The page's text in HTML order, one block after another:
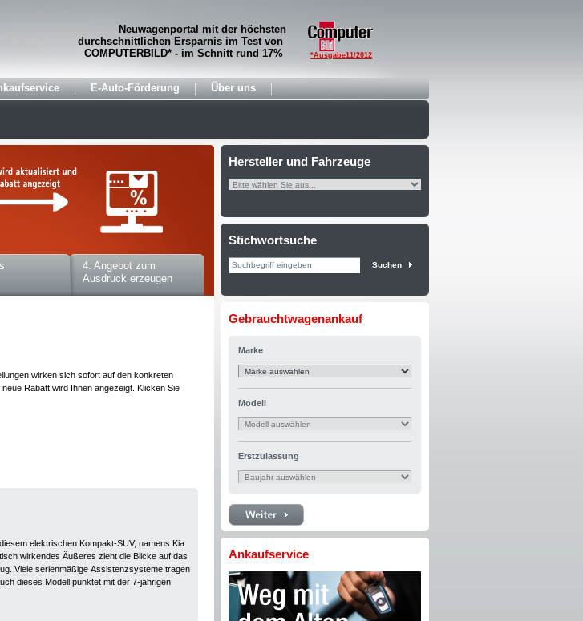
Neuwagenportal mit der höchsten
durchschnittlichen Ersparnis im Test von
COMPUTERBILD* - im Schnitt rund 17%
*Ausgabe11/2012
E-Auto-Förderung Über uns
4. Angebot zum
Ausdruck erzeugen
wirken sich sofort auf den konkreten
Rabatt wird Ihnen angezeigt. Klicken Sie
elektrischen Kompakt-SUV, namens Kia
wirkendes Äußeres zieht die Blicke auf das
Viele serienmäßige Assistenzsysteme tragen
dieses Modell punktet mit der 7-jährigen
Hersteller und Fahrzeuge
Stichwortsuche
Suchen
Gebrauchtwagenankauf
Marke
Modell
Erstzulassung
Ankaufservice